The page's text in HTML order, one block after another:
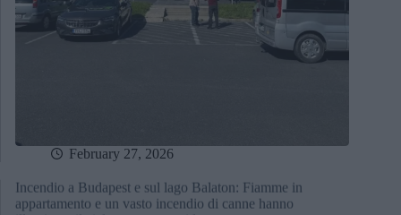
February 27, 2026
appartamento e un vasto incendio di canne hanno
illuminato il cielo notturno – video